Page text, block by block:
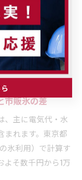
も寄与します。
入コストがやや
古機器の活用も
トとバランスを取
市販氷の差
、主に電気代・水
まれます。東京都
氷利用）で計算す
よそ数千円から1万